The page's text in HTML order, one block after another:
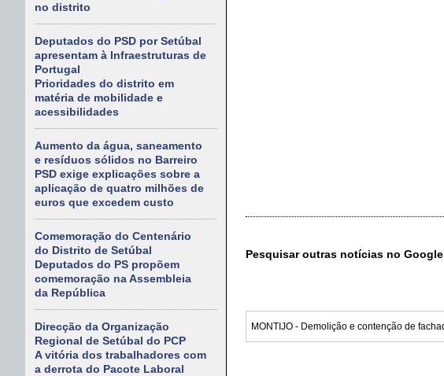
no distrito
Deputados do PSD por Setúbal
apresentam à Infraestruturas de
Portugal
Prioridades do distrito em
matéria de mobilidade e
acessibilidades
Aumento da água, saneamento
e resíduos sólidos no Barreiro
PSD exige explicações sobre a
aplicação de quatro milhões de
euros que excedem custo
Comemoração do Centenário
do Distrito de Setúbal
Deputados do PS propõem
comemoração na Assembleia
da República
Direcção da Organização
Regional de Setúbal do PCP
A vitória dos trabalhadores com
a derrota do Pacote Laboral
Pesquisar outras notícias no Google